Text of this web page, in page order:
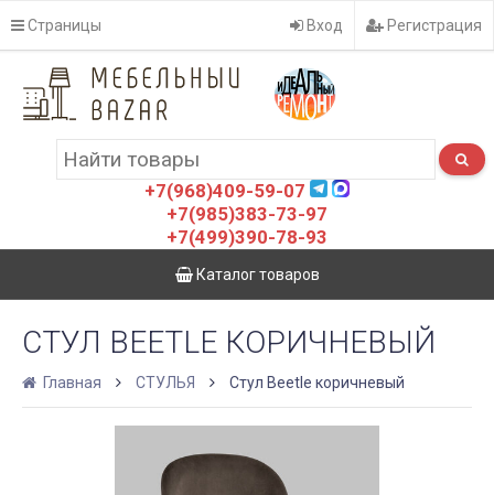
Страницы Вход Регистрация
+7(968)409-59-07
+7(985)383-73-97
+7(499)390-78-93
Каталог товаров
СТУЛ BEETLE КОРИЧНЕВЫЙ
Главная СТУЛЬЯ Стул Beetle коричневый